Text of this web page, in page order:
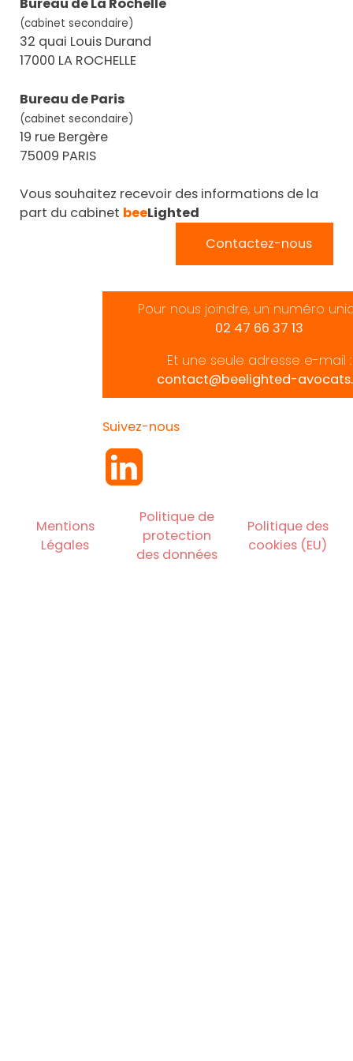
(cabinet secondaire)
32 quai Louis Durand
17000 LA ROCHELLE
Bureau de Paris
(cabinet secondaire)
19 rue Bergère
75009 PARIS
Vous souhaitez recevoir des informations de la
part du cabinet beeLighted
Contactez-nous
Pour nous joindre, un numéro
02 47 66 37 13
Et une seule adresse e-mail :
contact@beelighted-
Suivez-nous
Mentions
Légales
Politique de
protection
des données
Politique des
cookies (EU)